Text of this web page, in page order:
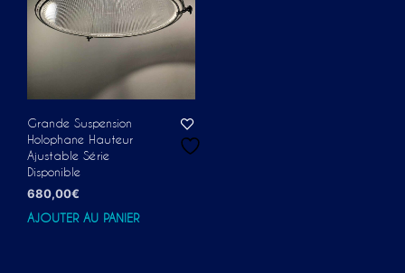
Grande Suspension
Holophane Hauteur
Ajustable Série
Disponible
680,00€
AJOUTER AU PANIER